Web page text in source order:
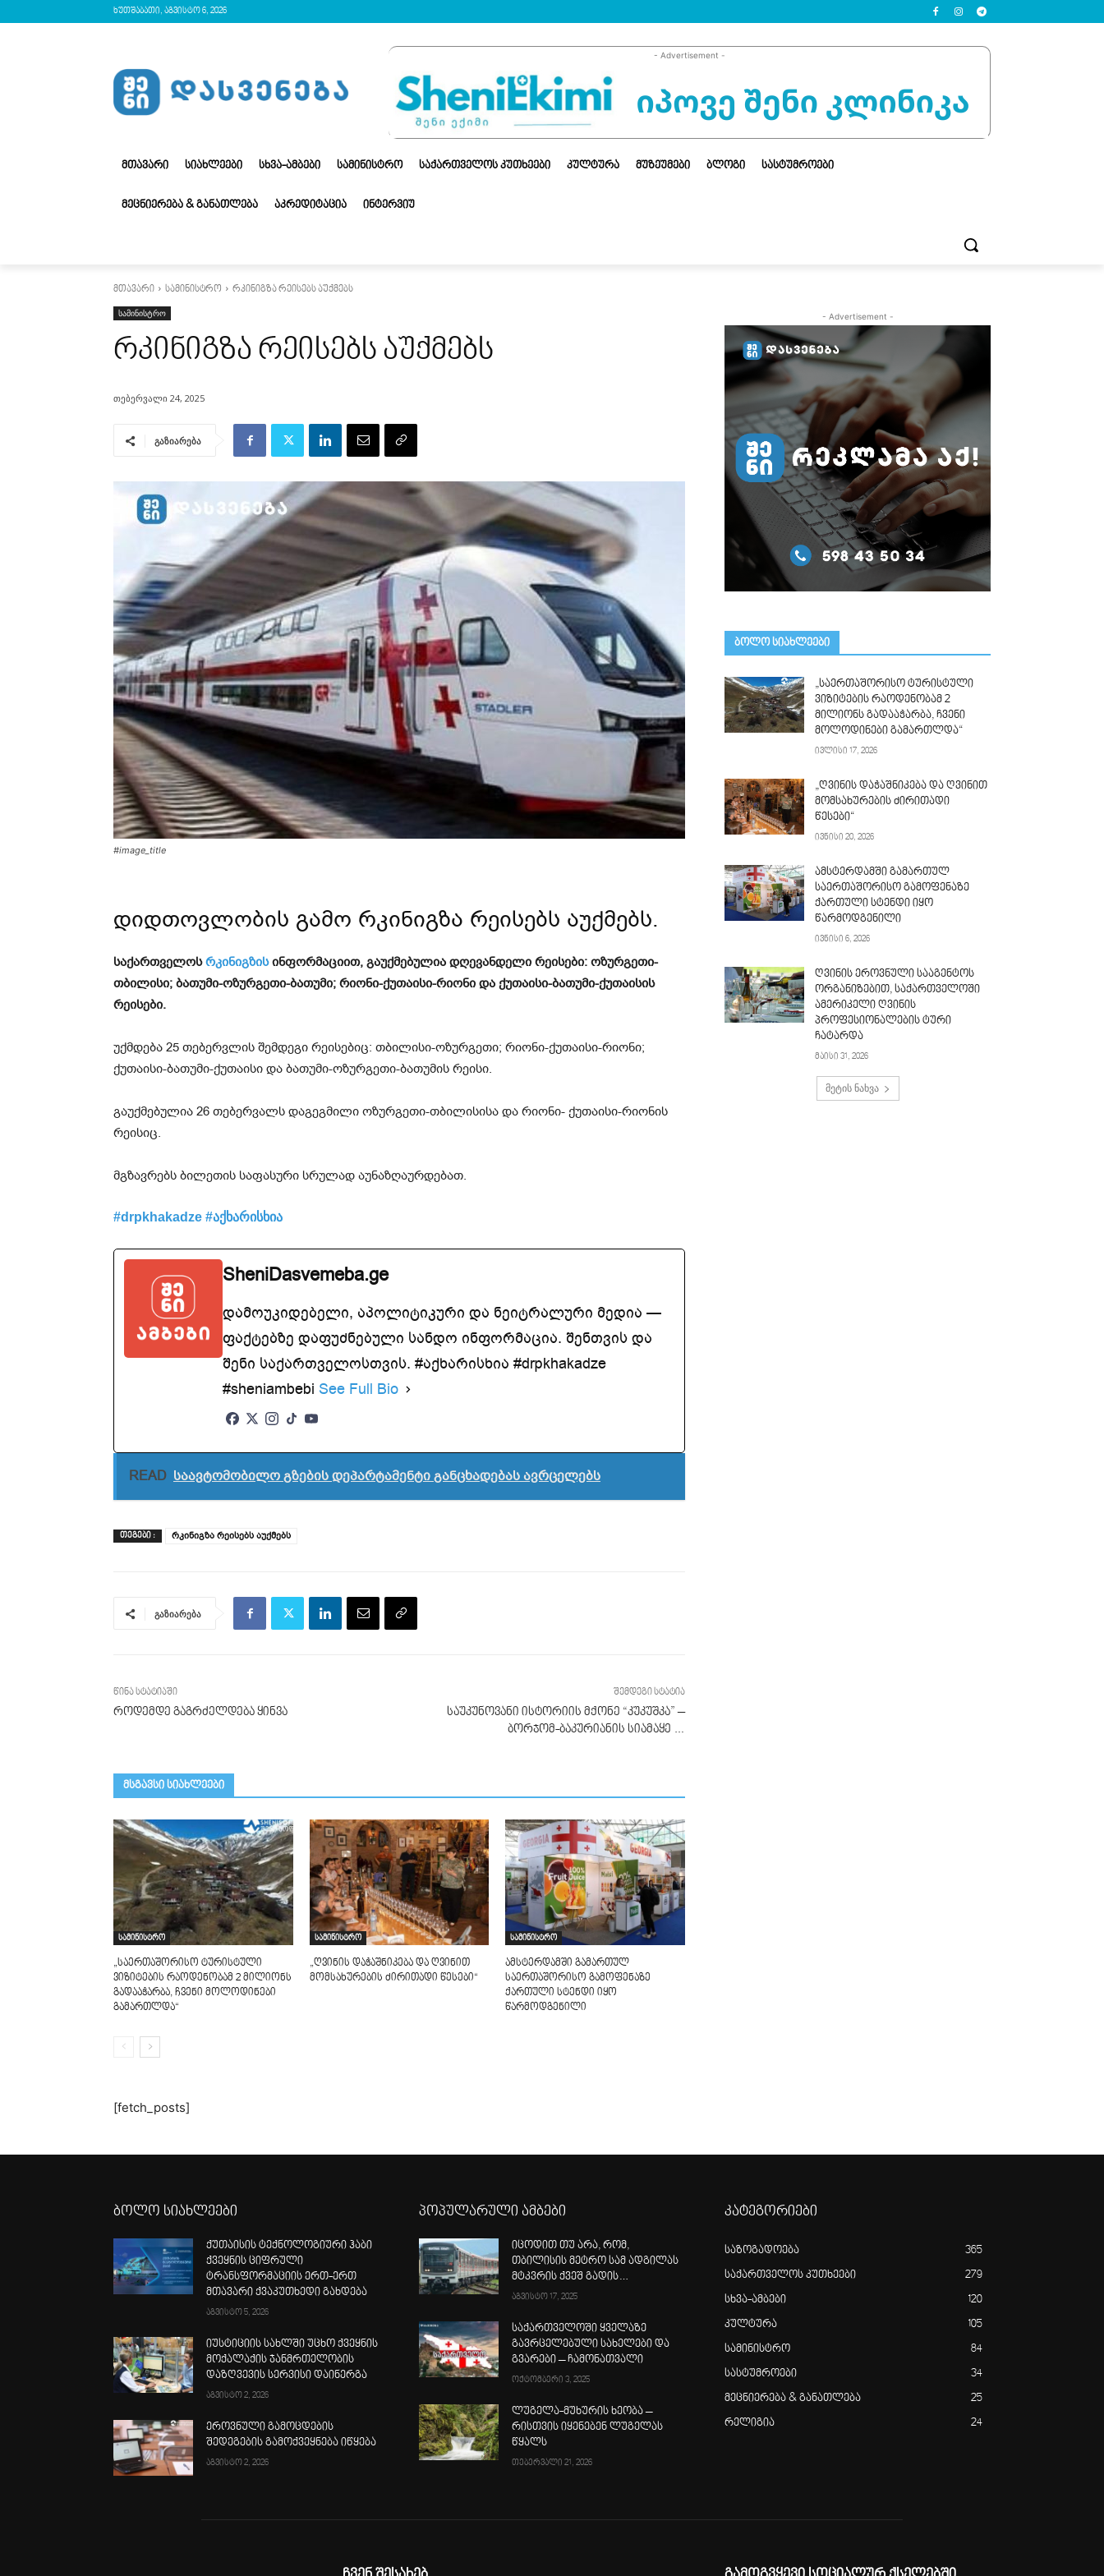
ხუთშაბათი, აგვისტო 6, 2026
- Advertisement -
ᲛᲗᲐᲕᲐᲠᲘ ᲡᲘᲐᲮᲚᲔᲔᲑᲘ ᲡᲮᲕᲐ-ᲐᲛᲑᲔᲑᲘ ᲡᲐᲛᲘᲜᲘᲡᲢᲠᲝ ᲡᲐᲥᲐᲠᲗᲕᲔᲚᲝᲡ ᲙᲣᲗᲮᲔᲔᲑᲘ ᲙᲣᲚᲢᲣᲠᲐ ᲛᲣᲖᲔᲣᲛᲔᲑᲘ ᲑᲚᲝᲒᲘ ᲡᲐᲡᲢᲣᲛᲠᲝᲔᲑᲘ
ᲛᲔᲪᲜᲘᲔᲠᲔᲑᲐ & ᲒᲐᲜᲐᲗᲚᲔᲑᲐ ᲐᲙᲠᲔᲓᲘᲢᲐᲪᲘᲐ ᲘᲜᲢᲔᲠᲕᲘᲣ
მთავარი სამინისტრო რკინიგზა რეისებს აუქმებს
სამინისტრო
რკინიგზა რეისებს აუქმებს
თებერვალი 24, 2025
გაზიარება
#image_title
დიდთოვლობის გამო რკინიგზა რეისებს აუქმებს.
საქართველოსრკინიგზისინფორმაციით, გაუქმებულია დღევანდელი რეისები: ოზურგეთი-
თბილისი; ბათუმი-ოზურგეთი-ბათუმი; რიონი-ქუთაისი-რიონი და ქუთაისი-ბათუმი-ქუთაისის
რეისები.
უქმდება 25 თებერვლის შემდეგი რეისებიც: თბილისი-ოზურგეთი; რიონი-ქუთაისი-რიონი;
ქუთაისი-ბათუმი-ქუთაისი და ბათუმი-ოზურგეთი-ბათუმის რეისი.
გაუქმებულია 26 თებერვალს დაგეგმილი ოზურგეთი-თბილისისა და რიონი- ქუთაისი-რიონის
რეისიც.
მგზავრებს ბილეთის საფასური სრულად აუნაზღაურდებათ.
#drpkhakadze #აქხარისხია
SheniDasvemeba.ge
დამოუკიდებელი, აპოლიტიკური და ნეიტრალური მედია —
ფაქტებზე დაფუძნებული სანდო ინფორმაცია. შენთვის და
შენი საქართველოსთვის. #აქხარისხია #drpkhakadze
#sheniambebi See Full Bio
READ საავტომობილო გზების დეპარტამენტი განცხადებას ავრცელებს
ᲗᲔᲒᲔᲑᲘ : რკინიგზა რეისებს აუქმებს
გაზიარება
წინა სტატიაში
როდემდე გაგრძელდება ყინვა
შემდეგი სტატია
საუკუნოვანი ისტორიის მქონე “კუკუშკა” –
ბორჯომ-ბაკურიანის სიამაყე …
მსგავსი სიახლეები
სამინისტრო
„საერთაშორისო ტურისტული
ვიზიტების რაოდენობამ 2 მილიონს
გადააჭარბა, ჩვენი მოლოდინები
გამართლდა“
სამინისტრო
„ღვინის დაჭაშნიკება და ღვინით
მომსახურების ძირითადი წესები“
სამინისტრო
ამსტერდამში გამართულ
საერთაშორისო გამოფენაზე
ქართული სტენდი იყო
წარმოდგენილი
[fetch_posts]
- Advertisement -
ᲑᲝᲚᲝ ᲡᲘᲐᲮᲚᲔᲔᲑᲘ
„საერთაშორისო ტურისტული
ვიზიტების რაოდენობამ 2
მილიონს გადააჭარბა, ჩვენი
მოლოდინები გამართლდა“
ივლისი 17, 2026
„ღვინის დაჭაშნიკება და ღვინით
მომსახურების ძირითადი
წესები“
ივნისი 20, 2026
ამსტერდამში გამართულ
საერთაშორისო გამოფენაზე
ქართული სტენდი იყო
წარმოდგენილი
ივნისი 6, 2026
ღვინის ეროვნული სააგენტოს
ორგანიზებით, საქართველოში
ამერიკელი ღვინის
პროფესიონალების ტური
ჩატარდა
მაისი 31, 2026
მეტის ნახვა
ბოლო სიახლეები
ქუთაისის ტექნოლოგიური ჰაბი
ქვეყნის ციფრული
ტრანსფორმაციის ერთ-ერთ
მთავარი ქვაკუთხედი გახდება
აგვისტო 5, 2026
იუსტიციის სახლში უცხო ქვეყნის
მოქალაქის ჯანმრთელობის
დაზღვევის სერვისი დაინერგა
აგვისტო 2, 2026
ეროვნული გამოცდების
შედეგების გამოქვეყნება იწყება
აგვისტო 2, 2026
პოპულარული ამბები
იცოდით თუ არა, რომ,
თბილისის მეტრო სამ ადგილას
მტკვრის ქვეშ გადის…
აგვისტო 17, 2025
საქართველოში ყველაზე
გავრცელებული სახელები და
გვარები – ჩამონათვალი
ოქტომბერი 3, 2025
ლუგელა-მუხურის ხეობა –
რისთვის იყენებენ ლუგელას
წყალს
თებერვალი 21, 2026
კატეგორიები
საზოგადოება 365
საქართველოს კუთხეები 279
სხვა-ამბები 120
კულტურა 105
სამინისტრო 84
სასტუმროები 34
მეცნიერება & განათლება 25
რელიგია 24